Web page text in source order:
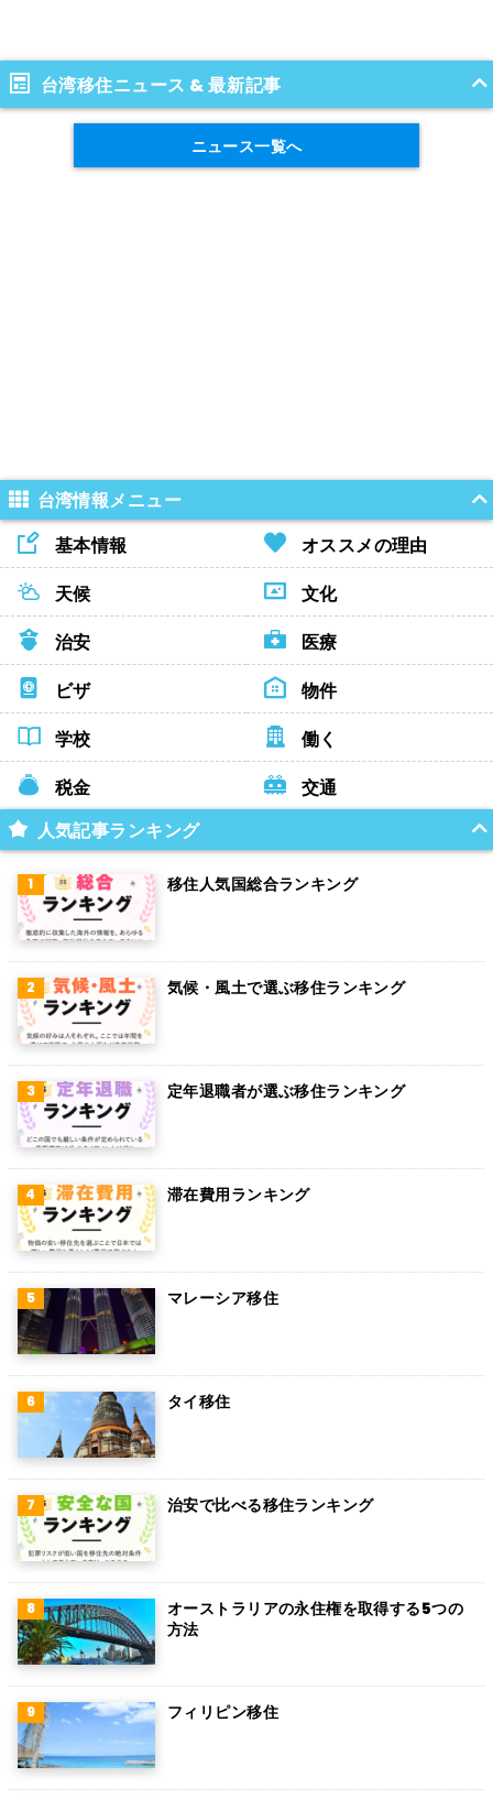
台湾移住ニュース & 最新記事
ニュース一覧へ
台湾情報メニュー
基本情報
オススメの理由
天候
文化
治安
医療
ビザ
物件
学校
働く
税金
交通
人気記事ランキング
移住人気国総合ランキング
気候・風土で選ぶ移住ランキング
定年退職者が選ぶ移住ランキング
滞在費用ランキング
マレーシア移住
タイ移住
治安で比べる移住ランキング
オーストラリアの永住権を取得する5つの
方法
フィリピン移住